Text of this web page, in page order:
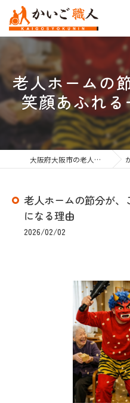
老人ホームの
笑顔あふれ
大阪府大阪市の老人ホーム紹介なら株式会社かいご職人 か
老人ホームの節分が、
になる理由
2026/02/02